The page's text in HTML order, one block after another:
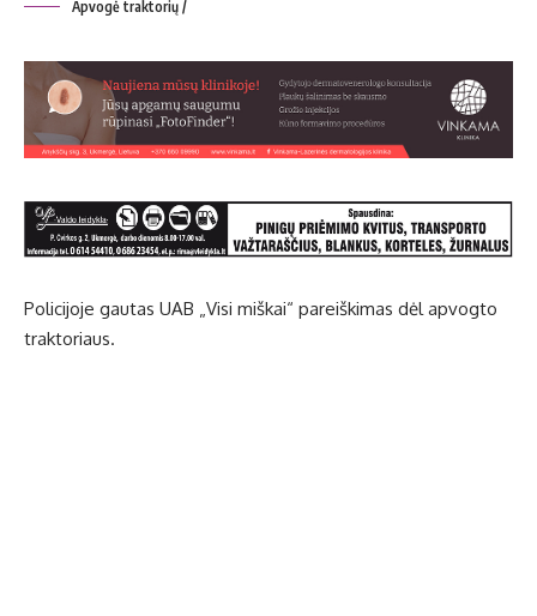
Apvogė traktorių /
Policijoje gautas UAB „Visi miškai“ pareiškimas dėl apvogto
traktoriaus.